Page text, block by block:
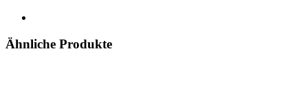
Ähnliche Produkte